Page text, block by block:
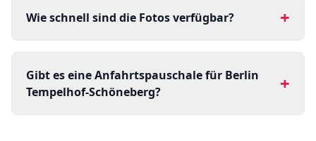
Wie schnell sind die Fotos verfügbar? +
Gibt es eine Anfahrtspauschale für Berlin
Tempelhof-Schöneberg?
+